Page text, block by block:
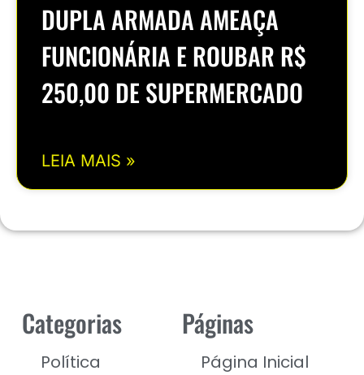
DUPLA ARMADA AMEAÇA
FUNCIONÁRIA E ROUBAR R$
250,00 DE SUPERMERCADO
LEIA MAIS »
Categorias
Política
Páginas
Página Inicial